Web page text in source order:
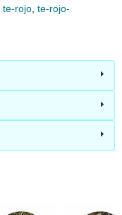
te-rojo te-rojo-